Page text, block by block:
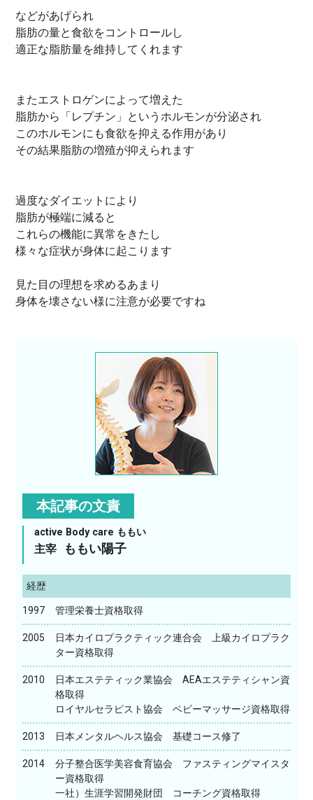
などがあげられ
脂肪の量と食欲をコントロールし
適正な脂肪量を維持してくれます
またエストロゲンによって増えた
脂肪から「レプチン」というホルモンが分泌され
このホルモンにも食欲を抑える作用があり
その結果脂肪の増殖が抑えられます
過度なダイエットにより
脂肪が極端に減ると
これらの機能に異常をきたし
様々な症状が身体に起こります
見た目の理想を求めるあまり
身体を壊さない様に注意が必要ですね
本記事の文責
active Body care ももい
主宰 ももい陽子
経歴
1997 管理栄養士資格取得
2005
日本カイロプラクティック連合会 上級カイロプラク
ター資格取得
2010
日本エステティック業協会 AEAエステティシャン資
格取得
ロイヤルセラピスト協会 ベビーマッサージ資格取得
2013 日本メンタルヘルス協会 基礎コース修了
2014
分子整合医学美容食育協会 ファスティングマイスタ
ー資格取得
一社）生涯学習開発財団 コーチング資格取得